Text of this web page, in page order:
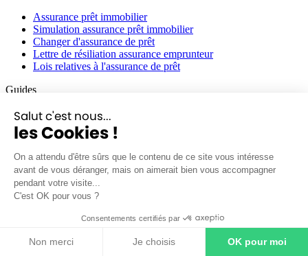
Assurance prêt immobilier
Simulation assurance prêt immobilier
Changer d'assurance de prêt
Lettre de résiliation assurance emprunteur
Lois relatives à l'assurance de prêt
Guides
Guide de l'assurance de prêt
Les garanties
Le coût
A Propos
Qui sommes nous ?
Salut c'est nous...
les Cookies !
On a attendu d'être sûrs que le contenu de ce site vous intéresse
avant de vous déranger, mais on aimerait bien vous accompagner
pendant votre visite...
C'est OK pour vous ?
Consentements certifiés par
Non merci Je choisis OK pour moi